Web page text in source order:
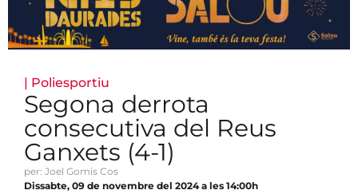
| Poliesportiu
Segona derrota
consecutiva del Reus
Ganxets (4-1)
per: Joel Gomis Cos
Dissabte, 09 de novembre del 2024 a les 14:00h